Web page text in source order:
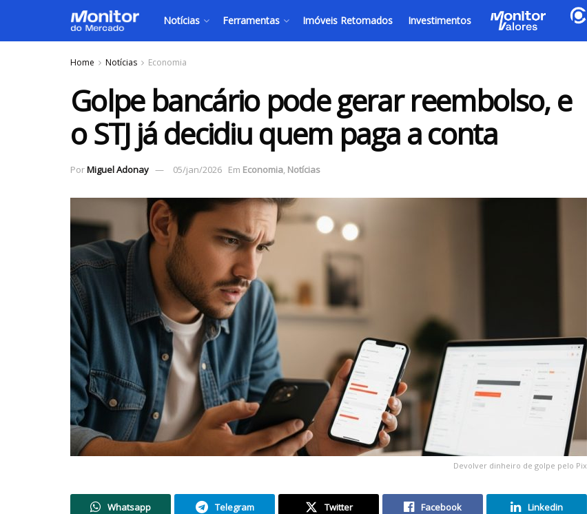
Notícias Ferramentas Imóveis Retomados Investimentos
Home Notícias Economia
Golpe bancário pode gerar reembolso, e
o STJ já decidiu quem paga a conta
PorMiguel Adonay 05/jan/2026 Em Economia, Notícias
Devolver dinheiro de golpe pelo Pix
Whatsapp Telegram Twitter Facebook Linkedin